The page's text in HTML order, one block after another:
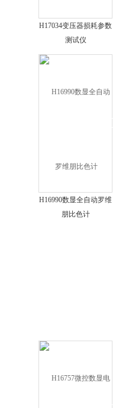
H17034变压器损耗参数
测试仪
H16990数显全自动罗维
朋比色计